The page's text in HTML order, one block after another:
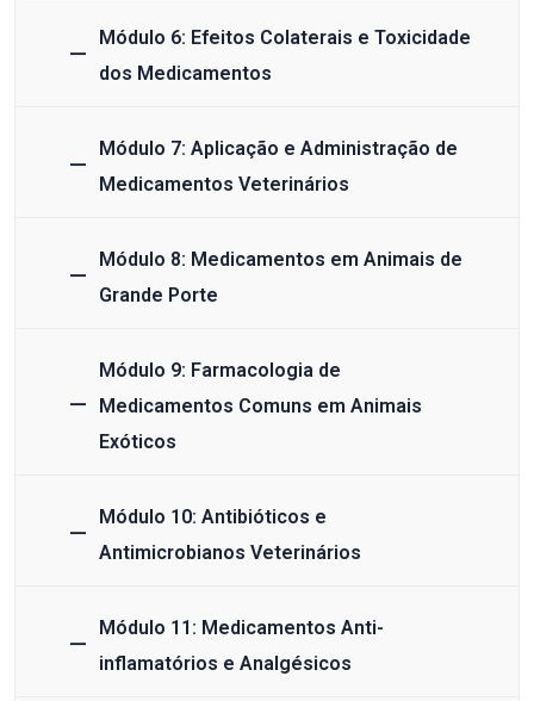
Módulo 6: Efeitos Colaterais e Toxicidade
dos Medicamentos
Módulo 7: Aplicação e Administração de
Medicamentos Veterinários
Módulo 8: Medicamentos em Animais de
Grande Porte
Módulo 9: Farmacologia de
Medicamentos Comuns em Animais
Exóticos
Módulo 10: Antibióticos e
Antimicrobianos Veterinários
Módulo 11: Medicamentos Anti-
inflamatórios e Analgésicos